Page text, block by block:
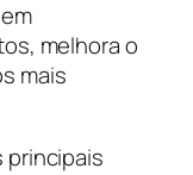
melhora o
mais
principais